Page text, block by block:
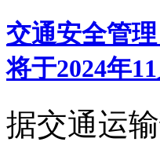
交通安全管
将于2024年
据交通运